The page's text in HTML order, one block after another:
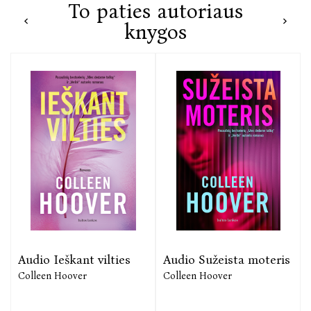
To paties autoriaus
knygos
Audio Ieškant vilties
Colleen Hoover
Audio Sužeista moteris
Colleen Hoover